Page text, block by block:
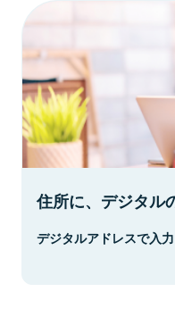
住所に、デジタル
デジタルアドレスで入